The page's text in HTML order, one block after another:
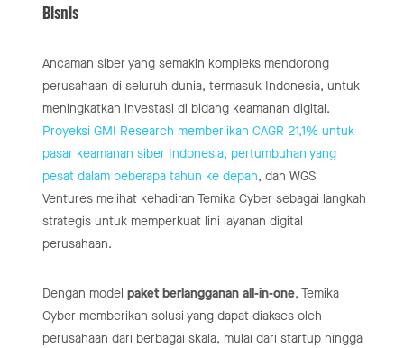
Bisnis
Ancaman siber yang semakin kompleks mendorong
perusahaan di seluruh dunia, termasuk Indonesia, untuk
meningkatkan investasi di bidang keamanan digital.
Proyeksi GMI Research memberiikan CAGR 21,1% untuk
pasar keamanan siber Indonesia, pertumbuhan yang
pesat dalam beberapa tahun ke depan, dan WGS
Ventures melihat kehadiran Temika Cyber sebagai langkah
strategis untuk memperkuat lini layanan digital
perusahaan.
Dengan model paket berlangganan all-in-one, Temika
Cyber memberikan solusi yang dapat diakses oleh
perusahaan dari berbagai skala, mulai dari startup hingga